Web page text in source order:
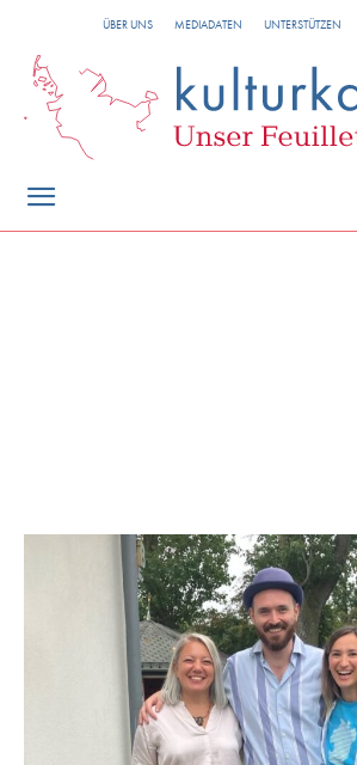
ÜBER UNS MEDIADATEN UNTERSTÜTZEN